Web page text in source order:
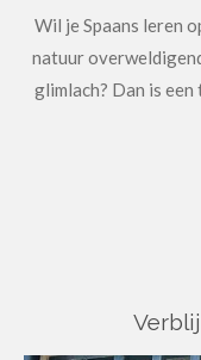
Wil je Spaans leren
natuur
glimlach? Dan is